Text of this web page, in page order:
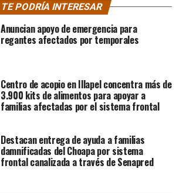
TE PODRÍA INTERESAR
Anuncian apoyo de emergencia para
regantes afectados por temporales
Centro de acopio en Illapel concentra más de
3.900 kits de alimentos para apoyar a
familias afectadas por el sistema frontal
Destacan entrega de ayuda a familias
damnificadas del Choapa por sistema
frontal canalizada a través de Senapred